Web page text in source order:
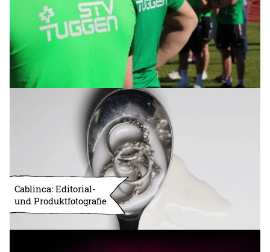
Cablinca: Editorial-
und Produktfotografie